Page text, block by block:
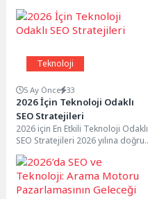
Teknoloji
5 Ay Önce 33
2026 İçin Teknoloji Odaklı
SEO Stratejileri
2026 için En Etkili Teknoloji Odaklı
SEO Stratejileri 2026 yılına doğru
ilerlerken dijital pazarlama
dünyasında...